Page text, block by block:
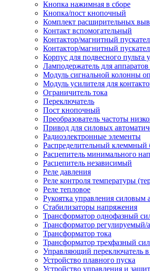
Кнопка нажимная в сборе
Кнопка/пост кнопочный
Комплект расширительных
Контакт вспомогательный
Контактор/магнитный
Контактор/магнитный
Корпус для подвесного пульта
Ламподержатель для
Модуль сигнальной колонны
Модуль усилителя для
Ограничитель тока
Переключатель
Пост кнопочный
Преобразователь частоты
Привод для силовых
Радиоэлектронные элементы
Распределительный клеммный
Расцепитель минимального
Расцепитель независимый
Реле давления
Реле контроля температуры
Реле тепловое
Рукоятка управления силовым
Стабилизаторы напряжения
Трансформатор однофазный
Трансформатор регулируемый/
Трансформатор тока
Трансформатор трехфазный
Управляющий переключатель в
Устройство плавного пуска
Устройство управления и